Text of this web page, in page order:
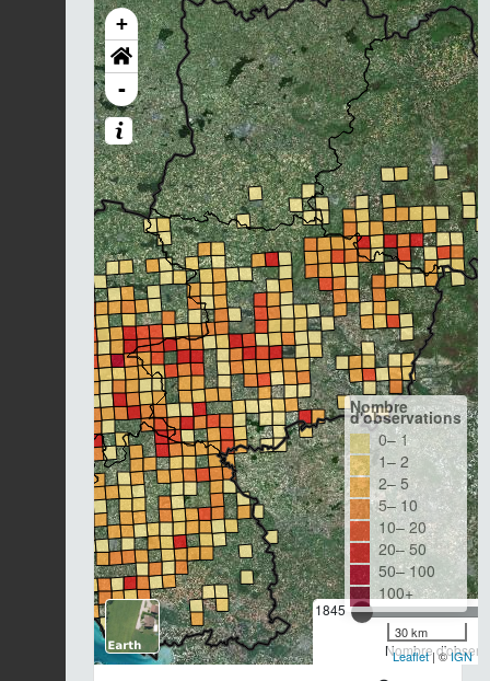
+
-
1845
Nombre
Nombre
d'observations
0– 1
1– 2
2– 5
5– 10
10– 20
20– 50
50– 100
100+
30 km
Leaflet| ©IGN